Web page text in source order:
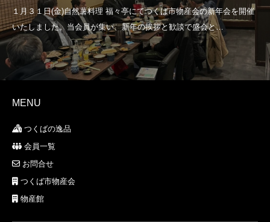
MENU
つくばの逸品
会員一覧
お問合せ
つくば市物産会
物産館